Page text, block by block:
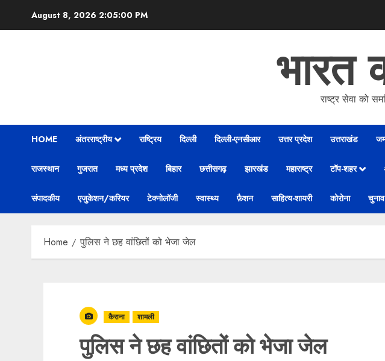
August 8, 2026 2:05:01 PM
भारत
राष्ट्र सेवा को
HOME अंतरराष्ट्रीय राष्ट्रिय दिल्ली दिल्ली-एनसीआर उत्तर प्रदेश उत्तराखंड
राजस्थान गुजरात मध्य प्रदेश बिहार छत्तीसगढ़ झारखंड महाराष्ट्र टॉप-शहर
संपादकीय एजुकेशन/करियर टेक्नोलॉजी स्वास्थ्य फ़ैशन साहित्य-शायरी कोरोना चुनाव
Home पुलिस ने छह वांछितों को भेजा जेल
कैराना शामली
पुलिस ने छह वांछितों को भेजा जेल